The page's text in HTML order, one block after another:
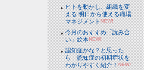
ヒトを動かし、組織を変
える 明日から使える職場
マネジメントNEW!
今月のおすすめ「読み合
い」絵本NEW!
認知症かな？と思った
ら 認知症の初期症状を
わかりやすく紹介！NEW!